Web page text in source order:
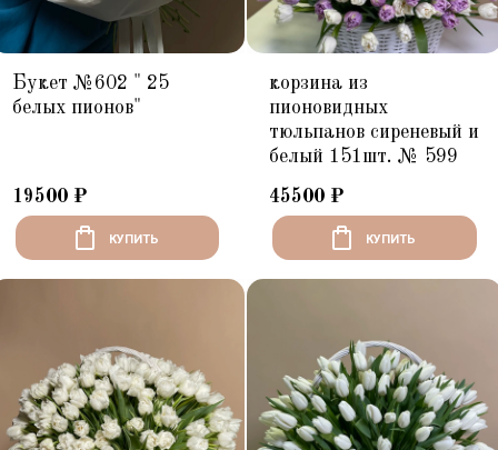
Букет №602 " 25
белых пионов"
19500 ₽
КУПИТЬ
корзина из
пионовидных
тюльпанов сиреневый и
белый 151шт. № 599
45500 ₽
КУПИТЬ